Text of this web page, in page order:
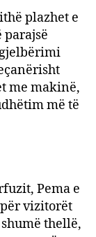
plazhet e
parajsë
me makinë,
më të
Pema e
vizitorët
thellë,